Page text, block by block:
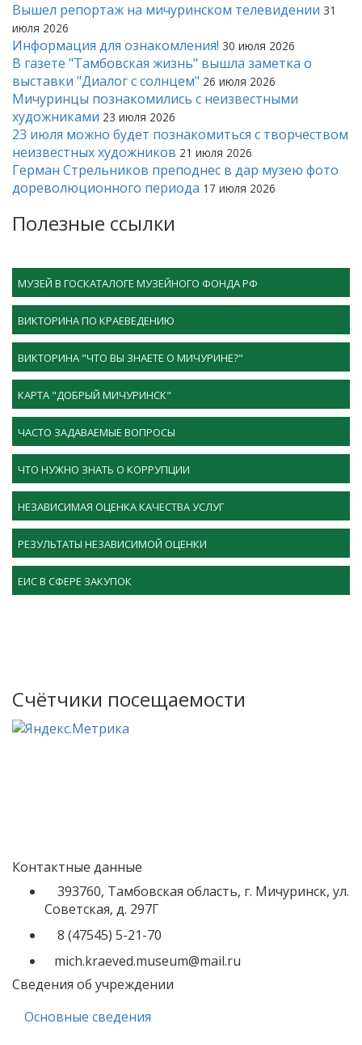
Вышел репортаж на мичуринском телевидении 31
июля 2026
Информация для ознакомления! 30 июля 2026
В газете "Тамбовская жизнь" вышла заметка о
выставки "Диалог с солнцем" 26 июля 2026
Мичуринцы познакомились с неизвестными
художниками 23 июля 2026
23 июля можно будет познакомиться с творчеством
неизвестных художников 21 июля 2026
Герман Стрельников преподнес в дар музею фото
дореволюционного периода 17 июля 2026
Полезные ссылки
МУЗЕЙ В ГОСКАТАЛОГЕ МУЗЕЙНОГО ФОНДА РФ
ВИКТОРИНА ПО КРАЕВЕДЕНИЮ
ВИКТОРИНА "ЧТО ВЫ ЗНАЕТЕ О МИЧУРИНЕ?"
КАРТА "ДОБРЫЙ МИЧУРИНСК"
ЧАСТО ЗАДАВАЕМЫЕ ВОПРОСЫ
ЧТО НУЖНО ЗНАТЬ О КОРРУПЦИИ
НЕЗАВИСИМАЯ ОЦЕНКА КАЧЕСТВА УСЛУГ
РЕЗУЛЬТАТЫ НЕЗАВИСИМОЙ ОЦЕНКИ
ЕИС В СФЕРЕ ЗАКУПОК
Счётчики посещаемости
Контактные данные
393760, Тамбовская область, г. Мичуринск, ул.
Советская, д. 297Г
8 (47545) 5-21-70
mich.kraeved.museum@mail.ru
Сведения об учреждении
Основные сведения